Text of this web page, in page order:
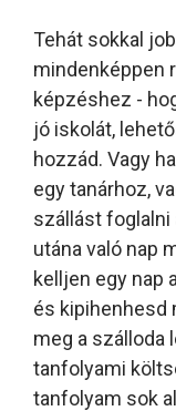
Tehát sokkal
mindenképpen
képzéshez -
jó iskolát,
hozzád. Vagy
egy tanárhoz,
szállást foglalni
utána való nap
kelljen egy nap
és kipihenhesd
meg a szálloda
tanfolyami
tanfolyam sok